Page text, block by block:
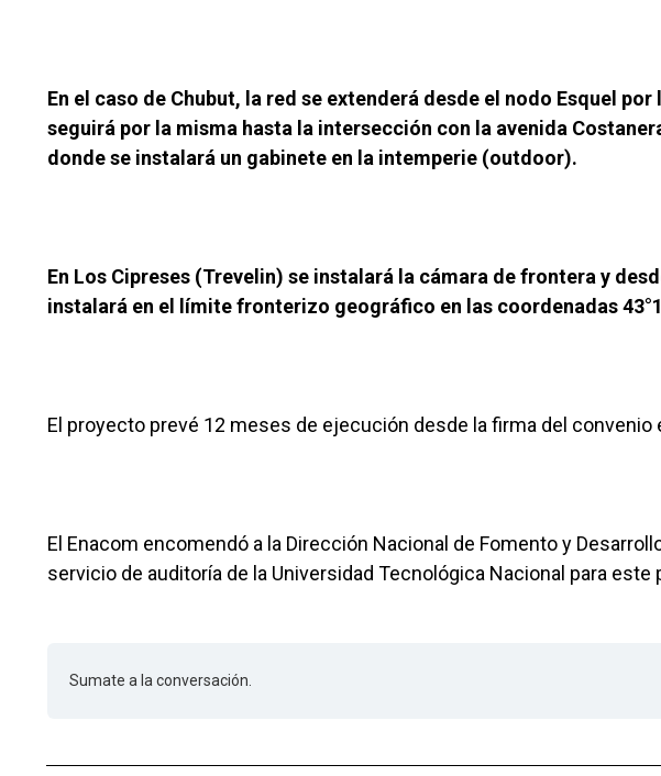
En el caso de Chubut, la red se extenderá desde el nodo Esquel
seguirá por la misma hasta la intersección con la avenida
donde se instalará un gabinete en la intemperie (outdoor).
En Los Cipreses (Trevelin) se instalará la cámara de frontera y
instalará en el límite fronterizo geográfico en las coordenadas
El proyecto prevé 12 meses de ejecución desde la firma del
El Enacom encomendó a la Dirección Nacional de Fomento y
servicio de auditoría de la Universidad Tecnológica Nacional para este
Sumate a la conversación.